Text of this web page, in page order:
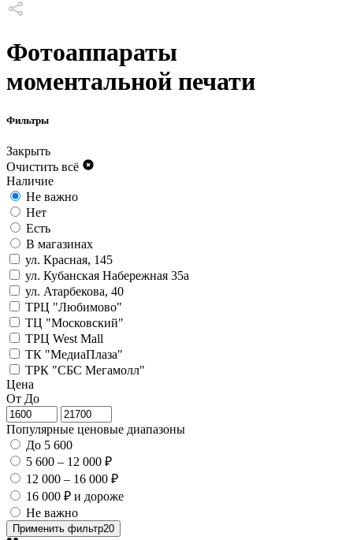
Фотоаппараты
моментальной печати
Фильтры
Закрыть
Очистить всё
Наличие
Не важно
Нет
Есть
В магазинах
ул. Красная, 145
ул. Кубанская Набережная 35а
ул. Атарбекова, 40
ТРЦ "Любимово"
ТЦ "Московский"
ТРЦ West Mall
ТК "МедиаПлаза"
ТРК "СБС Мегамолл"
Цена
От До
Популярные ценовые диапазоны
До 5 600
5 600 – 12 000 ₽
12 000 – 16 000 ₽
16 000 ₽ и дороже
Не важно
Применить фильтр20